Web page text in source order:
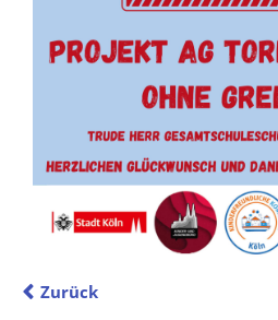
Zurück